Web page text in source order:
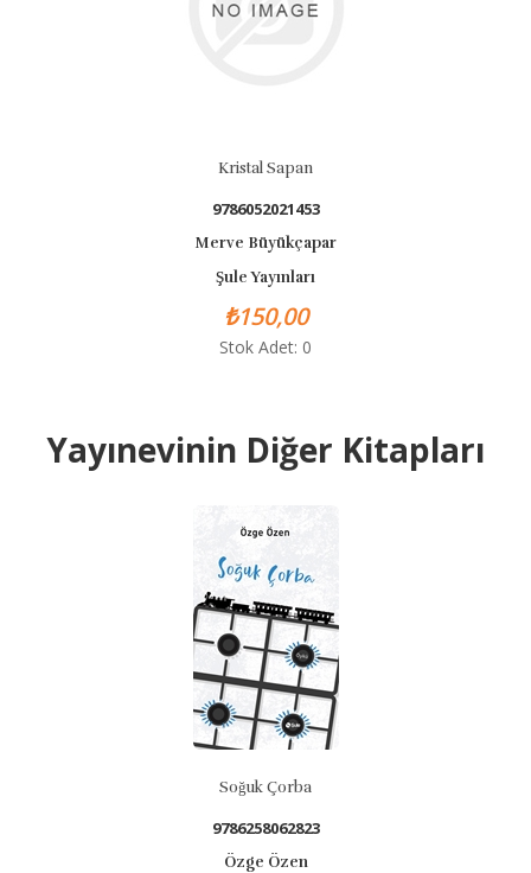
Kristal Sapan
9786052021453
Merve Büyükçapar
Şule Yayınları
₺150,00
Stok Adet: 0
Yayınevinin Diğer Kitapları
Soğuk Çorba
9786258062823
Özge Özen